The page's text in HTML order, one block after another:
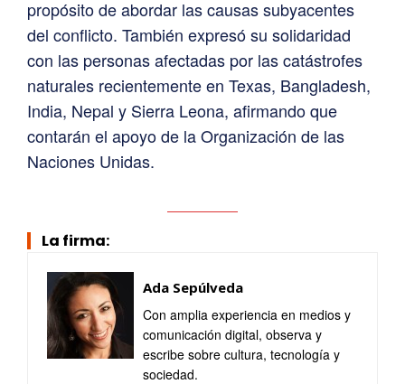
propósito de abordar las causas subyacentes
del conflicto. También expresó su solidaridad
con las personas afectadas por las catástrofes
naturales recientemente en Texas, Bangladesh,
India, Nepal y Sierra Leona, afirmando que
contarán el apoyo de la Organización de las
Naciones Unidas.
La firma:
Ada Sepúlveda
Con amplia experiencia en medios y
comunicación digital, observa y
escribe sobre cultura, tecnología y
sociedad.